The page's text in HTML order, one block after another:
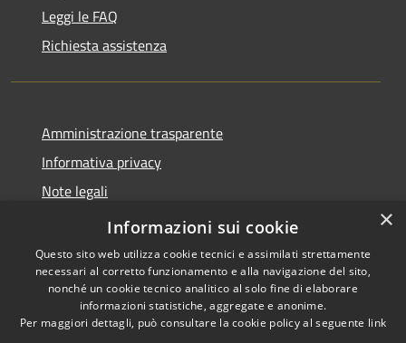
Leggi le FAQ
Richiesta assistenza
Amministrazione trasparente
Informativa privacy
Note legali
Dichiarazione di accessibilità
Accessibilità
Copyright © 2026 • Comune di
Varzi • Powered by
×
Informazioni sui cookie
Questo sito web utilizza cookie tecnici e assimilati strettamente
necessari al corretto funzionamento e alla navigazione del sito,
nonché un cookie tecnico analitico al solo fine di elaborare
informazioni statistiche, aggregate e anonime.
Per maggiori dettagli, può consultare la cookie policy al seguente link